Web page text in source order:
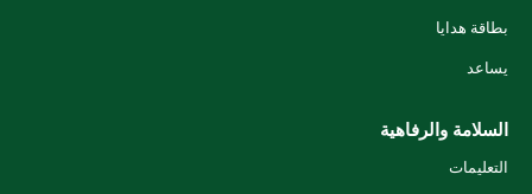
بطاقة هدايا
يساعد
السلامة والرفاهية
التعليمات